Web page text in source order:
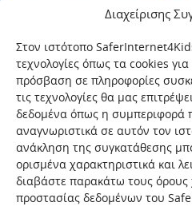
Διαχείρισης
Στον ιστότοπο
τεχνολογίες όπως τα cookies
πρόσβαση σε πληροφορίες
τις τεχνολογίες θα μας
δεδομένα όπως η συμπεριφορά
αναγνωριστικά σε αυτόν τον
ανάκληση της συγκατάθεσης
ορισμένα χαρακτηριστικά και
διαβάστε παρακάτω τους όρους
προστασίας δεδομένων του